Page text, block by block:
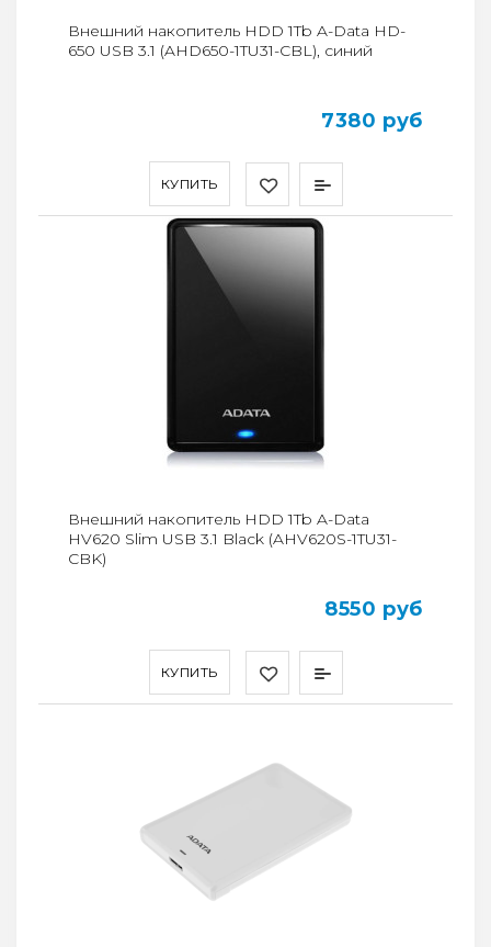
КУПИТЬ
Внешний накопитель HDD 1Tb A-Data HD-
650 USB 3.1 (AHD650-1TU31-CBL), синий
7380 руб
КУПИТЬ
Внешний накопитель HDD 1Tb A-Data
HV620 Slim USB 3.1 Black (AHV620S-1TU31-
CBK)
8550 руб